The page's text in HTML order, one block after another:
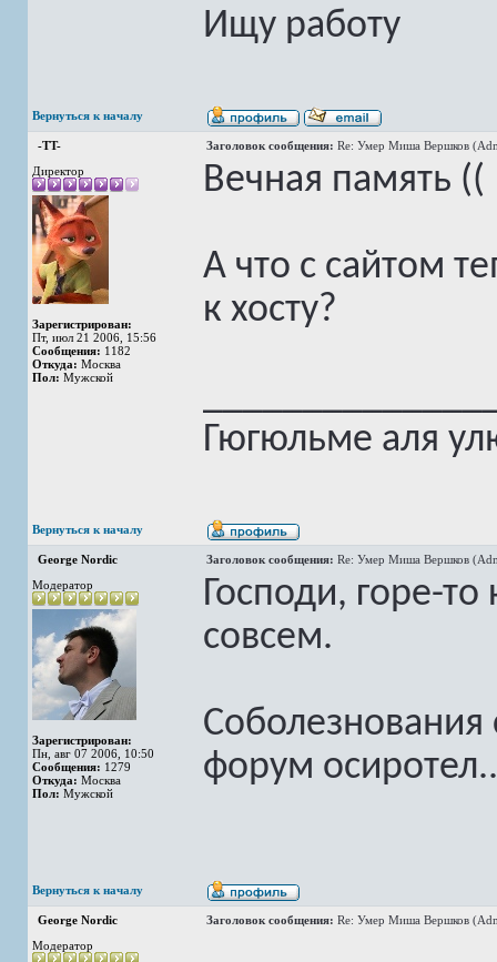
Ищу работу
Вернуться к началу
-TT- Заголовок сообщения: Re: Умер Миша Вершков
Директор
Зарегистрирован:
Пт, июл 21 2006, 15:56
Сообщения: 1182
Откуда: Москва
Пол: Мужской
Вечная память ((
А что с сайтом
к хосту?
Гюгюльме аля
Вернуться к началу
George Nordic Заголовок сообщения: Re: Умер Миша Вершков
Модератор
Зарегистрирован:
Пн, авг 07 2006, 10:50
Сообщения: 1279
Откуда: Москва
Пол: Мужской
Господи, горе-
совсем.
форум
Вернуться к началу
George Nordic Заголовок сообщения: Re: Умер Миша Вершков
Модератор